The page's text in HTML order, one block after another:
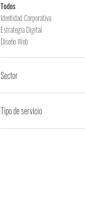
Todos
Identidad Corporativa
Estrategia Digital
Diseño Web
Sector
Consultoría
Construcción
Educativo
Tipo de servicio
Afiches